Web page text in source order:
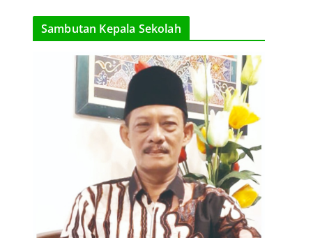
Sambutan Kepala Sekolah